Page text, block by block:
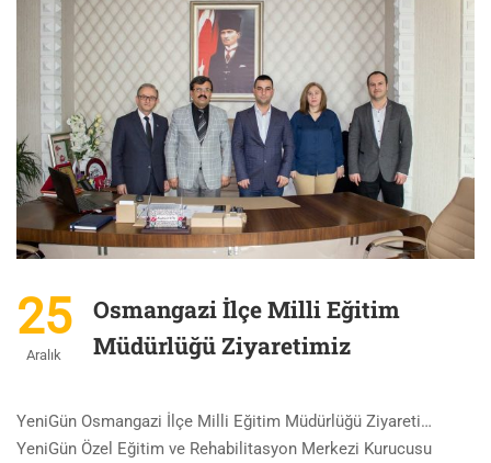
25
Aralık
Osmangazi İlçe Milli Eğitim
Müdürlüğü Ziyaretimiz
YeniGün Osmangazi İlçe Milli Eğitim Müdürlüğü Ziyareti…
YeniGün Özel Eğitim ve Rehabilitasyon Merkezi Kurucusu